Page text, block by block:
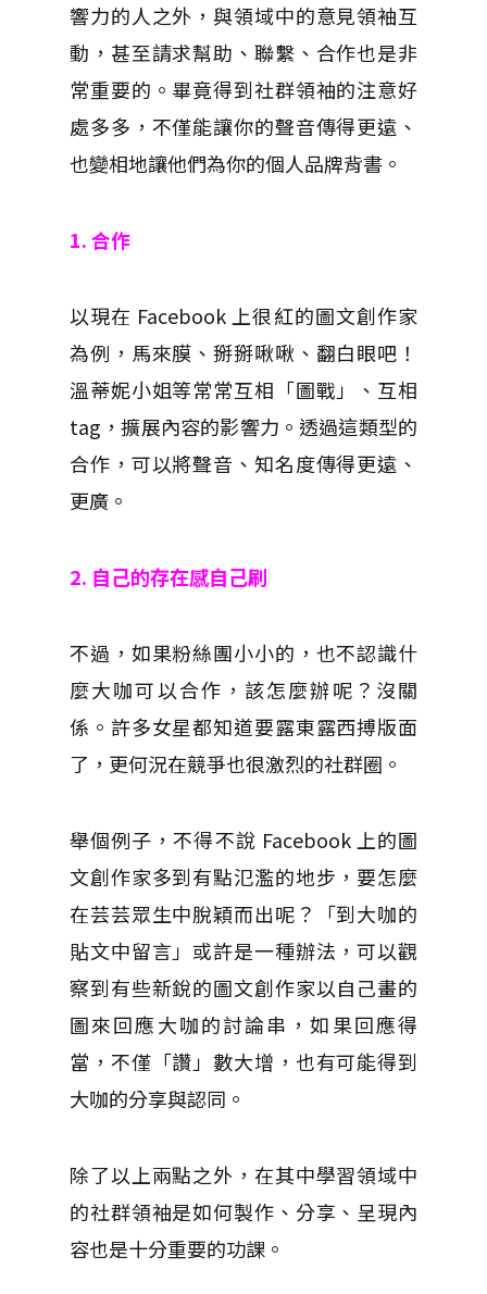
響力的人之外，與領域中的意見領袖互
動，甚至請求幫助、聯繫、合作也是非
常重要的。畢竟得到社群領袖的注意好
處多多，不僅能讓你的聲音傳得更遠、
也變相地讓他們為你的個人品牌背書。
1. 合作
以現在 Facebook 上很紅的圖文創作家
為例，馬來膜、掰掰啾啾、翻白眼吧！
溫蒂妮小姐等常常互相「圖戰」、互相
tag，擴展內容的影響力。透過這類型的
合作，可以將聲音、知名度傳得更遠、
更廣。
2. 自己的存在感自己刷
不過，如果粉絲團小小的，也不認識什
麼大咖可以合作，該怎麼辦呢？沒關
係。許多女星都知道要露東露西搏版面
了，更何況在競爭也很激烈的社群圈。
舉個例子，不得不說 Facebook 上的圖
文創作家多到有點氾濫的地步，要怎麼
在芸芸眾生中脫穎而出呢？「到大咖的
貼文中留言」或許是一種辦法，可以觀
察到有些新銳的圖文創作家以自己畫的
圖來回應大咖的討論串，如果回應得
當，不僅「讚」數大增，也有可能得到
大咖的分享與認同。
除了以上兩點之外，在其中學習領域中
的社群領袖是如何製作、分享、呈現內
容也是十分重要的功課。